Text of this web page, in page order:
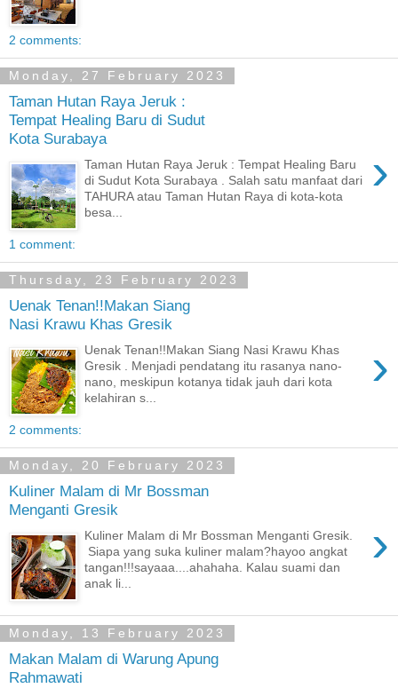
2 comments:
Monday, 27 February 2023
Taman Hutan Raya Jeruk :
Tempat Healing Baru di Sudut
Kota Surabaya
›
Taman Hutan Raya Jeruk : Tempat Healing Baru
di Sudut Kota Surabaya . Salah satu manfaat dari
TAHURA atau Taman Hutan Raya di kota-kota
besa...
1 comment:
Thursday, 23 February 2023
Uenak Tenan!!Makan Siang
Nasi Krawu Khas Gresik
›
Uenak Tenan!!Makan Siang Nasi Krawu Khas
Gresik . Menjadi pendatang itu rasanya nano-
nano, meskipun kotanya tidak jauh dari kota
kelahiran s...
2 comments:
Monday, 20 February 2023
Kuliner Malam di Mr Bossman
Menganti Gresik
›
Kuliner Malam di Mr Bossman Menganti Gresik.
Siapa yang suka kuliner malam?hayoo angkat
tangan!!!sayaaa....ahahaha. Kalau suami dan
anak li...
Monday, 13 February 2023
Makan Malam di Warung Apung
Rahmawati